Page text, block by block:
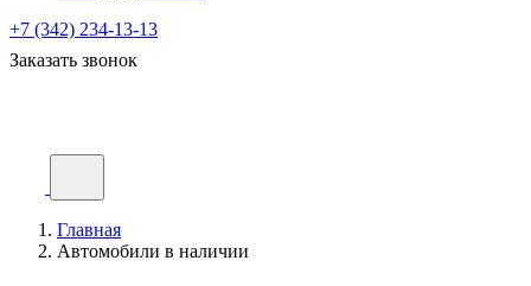
+7 (342) 234-13-13
Заказать звонок
Главная
Автомобили в наличии